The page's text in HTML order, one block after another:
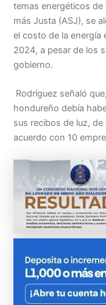
temas energéticos de
más Justa (ASJ), se
el costo de la energía
2024, a pesar de los
gobierno.
Rodríguez señaló
hondureño debía
sus recibos de luz,
acuerdo con 10